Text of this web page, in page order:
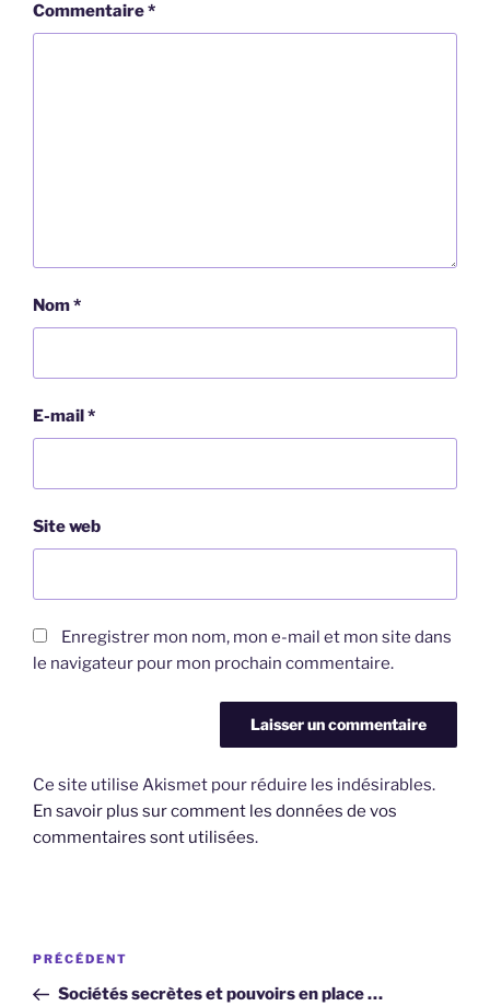
Commentaire*
Nom*
E-mail *
Site web
Enregistrer mon nom, mon e-mail et mon site dans
le navigateur pour mon prochain commentaire.
Ce site utilise Akismet pour réduire les indésirables.
En savoir plus sur comment les données de vos
commentaires sont utilisées.
Navigation
Article
précédent
PRÉCÉDENT
Sociétés secrètes et pouvoirs en place …